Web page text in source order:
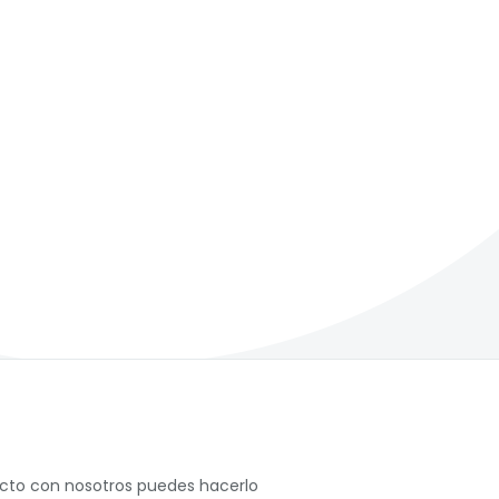
con nosotros puedes hacerlo